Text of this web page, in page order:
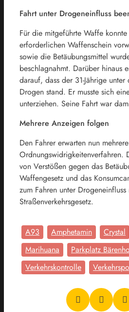
Fahrt unter Drogeneinfluss
Für die mitgeführte Waffe
erforderlichen Waffenschein
sowie die Betäubungsmittel
beschlagnahmt. Darüber hinaus
darauf, dass der 31-Jährige unter
Drogen stand. Er musste sich
unterziehen. Seine Fahrt war
Mehrere Anzeigen folgen
Den Fahrer erwarten nun
Ordnungswidrigkeitenverfahren.
von Verstößen gegen das
Waffengesetz und das
zum Fahren unter
Straßenverkehrsgesetz.
A93 Amphetamin Crystal
Marihuana
Parkplatz
Verkehrskontrolle